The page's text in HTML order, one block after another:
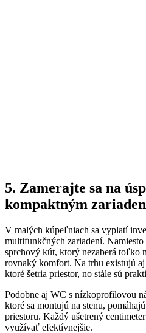
5. Zamerajte sa na
kompaktným
V malých kúpeľniach sa vyplatí
multifunkčných zariadení.
sprchový kút, ktorý nezaberá toľko
rovnaký komfort. Na trhu existujú
ktoré šetria priestor, no stále sú
Podobne aj WC s nízkoprofilovou
ktoré sa montujú na stenu,
priestoru. Každý ušetrený
využívať efektívnejšie.